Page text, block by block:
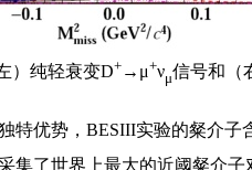
）纯轻衰变D+→μ+νμ信号和（
优势，BESIII实验的粲介子
集了世界上最大的近阈粲介